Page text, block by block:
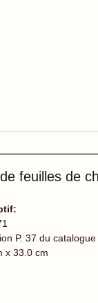
feuilles de
P. 37 du catalogue
x 33.0 cm